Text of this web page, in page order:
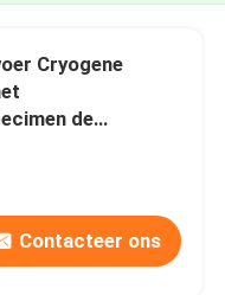
Cryogene
de
Contacteer ons